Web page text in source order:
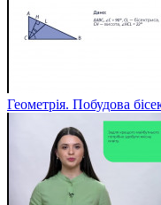
Геометрія. Побудова